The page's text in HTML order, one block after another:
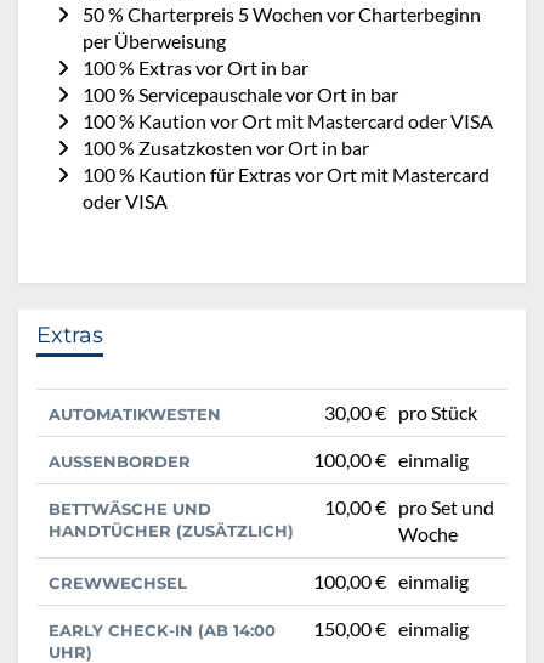
50 % Charterpreis 5 Wochen vor Charterbeginn
per Überweisung
100 % Extras vor Ort in bar
100 % Servicepauschale vor Ort in bar
100 % Kaution vor Ort mit Mastercard oder VISA
100 % Zusatzkosten vor Ort in bar
100 % Kaution für Extras vor Ort mit Mastercard
oder VISA
Extras
AUTOMATIKWESTEN 30,00 € pro Stück
AUSSENBORDER 100,00 € einmalig
BETTWÄSCHE UND
HANDTÜCHER (ZUSÄTZLICH)
10,00 € pro Set und
Woche
CREWWECHSEL 100,00 € einmalig
EARLY CHECK-IN (AB 14:00
UHR)
150,00 € einmalig